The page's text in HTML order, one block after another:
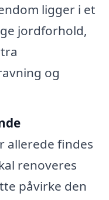
ligger i et
jordforhold,
og
allerede findes
renoveres
påvirke den